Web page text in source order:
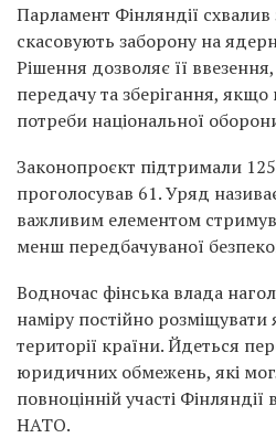
Парламент Фінляндії схвалив
скасовують заборону на
Рішення дозволяє її
передачу та зберігання,
потреби національної
Законопроєкт підтримали
проголосував 61. Уряд
важливим елементом
менш передбачуваної
Водночас фінська влада
наміру постійно
території країни. Йдеться
юридичних обмежень, які
повноцінній участі Фінляндії
НАТО.